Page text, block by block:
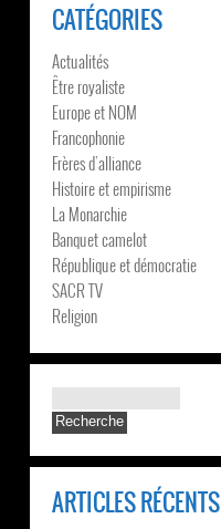
CATÉGORIES
Actualités
Être royaliste
Europe et NOM
Francophonie
Frères d’alliance
Histoire et empirisme
La Monarchie
Banquet camelot
République et démocratie
SACR TV
Religion
ARTICLES RÉCENTS